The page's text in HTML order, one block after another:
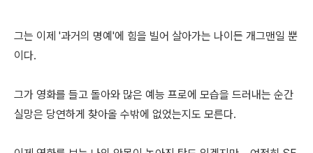
그는 이제 '과거의 명예'에 힘을 빌어 살아가는 나이든 개그맨일 뿐
이다.
그가 영화를 들고 돌아와 많은 예능 프로에 모습을 드러내는 순간
실망은 당연하게 찾아올 수밖에 없었는지도 모른다.